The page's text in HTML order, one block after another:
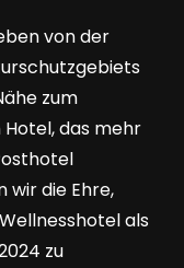
von der
zum
das mehr
wir die Ehre,
als
zu